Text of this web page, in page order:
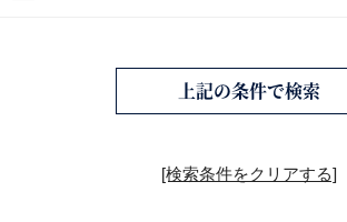
上記の条件で検索
[検索条件をクリアする]